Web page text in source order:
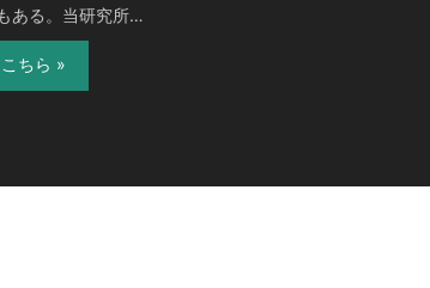
ある。当研究所…
ちら »